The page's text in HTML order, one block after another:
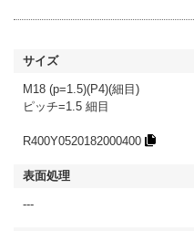
M18 (p=1.5)(P4)(細目)
ピッチ=1.5 細目
R400Y0520182000400
---